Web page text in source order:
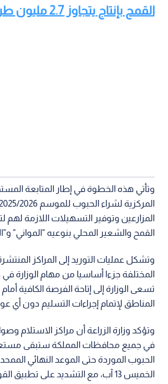
القمح بإنتاج يتجاوز 2.7 مليون طن
وتأتي هذه الخطوة في إطار المتابعة
المزارعين وتوفير التسهيلات اللازمة
القمح والشعير المحلي بنوعيه "المواني"
وتشكل عمليات التوريد إلى المراكز
المختلفة جزءا أساسيا من مهام الوزارة
تسعى الوزارة إلى إتاحة الفرصة الكافية
المناطق لإتمام إجراءات التسليم دون أي
وتؤكد وزارة الزراعة أن مراكز الاستلام
في جميع محافظات المملكة ستبقى
الحبوب الموردة حتى الموعد النهائي
الخميس 13 آب، مع التشديد على